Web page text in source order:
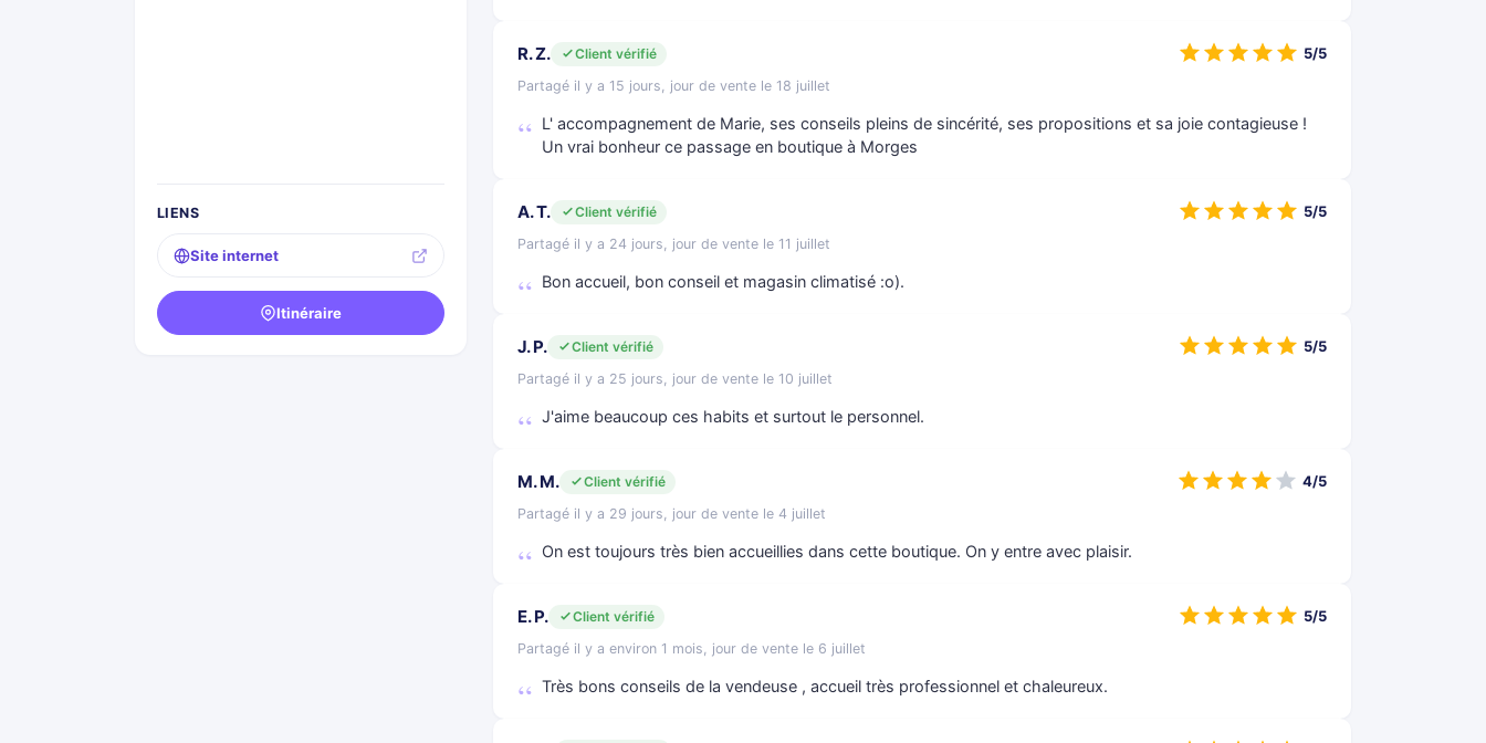
LIENS
Site internet
Itinéraire
R. Z.
Client vérifié
Partagé il y a 15 jours, jour de vente le 18 juillet
L' accompagnement de Marie, ses conseils pleins de sincérité, ses propositions et sa joie contagieuse !
Un vrai bonheur ce passage en boutique à Morges
5/5
A. T.
Client vérifié
Partagé il y a 24 jours, jour de vente le 11 juillet
Bon accueil, bon conseil et magasin climatisé :o).
5/5
J. P.
Client vérifié
Partagé il y a 25 jours, jour de vente le 10 juillet
J'aime beaucoup ces habits et surtout le personnel.
5/5
M. M.
Client vérifié
Partagé il y a 29 jours, jour de vente le 4 juillet
On est toujours très bien accueillies dans cette boutique. On y entre avec plaisir.
4/5
E. P.
Client vérifié
Partagé il y a environ 1 mois, jour de vente le 6 juillet
Très bons conseils de la vendeuse , accueil très professionnel et chaleureux.
5/5